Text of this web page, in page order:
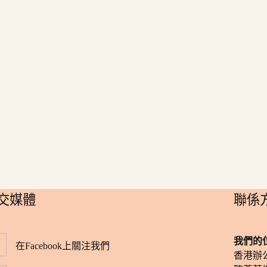
媒體
在Facebook上關注我們
聯係
我們的
香港辦